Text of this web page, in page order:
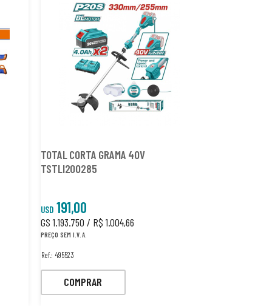
TOTAL CORTA GRAMA 40V
TSTLI200285
USD 191,00
GS 1.193.750 / R$ 1.004,66
PREÇO SEM I.V.A.
Ref.: 495523
COMPRAR